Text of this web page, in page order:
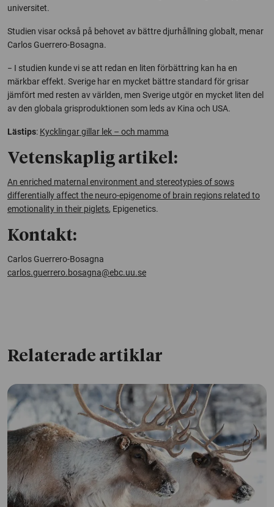
universitet.
Studien visar också på behovet av bättre djurhållning globalt, menar
Carlos Guerrero-Bosagna.
− I studien kunde vi se att redan en liten förbättring kan ha en
märkbar effekt. Sverige har en mycket bättre standard för grisar
jämfört med resten av världen, men Sverige utgör en mycket liten del
av den globala grisproduktionen som leds av Kina och USA.
Lästips: Kycklingar gillar lek – och mamma
Vetenskaplig artikel:
An enriched maternal environment and stereotypies of sows
differentially affect the neuro-epigenome of brain regions related to
emotionality in their piglets, Epigenetics.
Kontakt:
Carlos Guerrero-Bosagna
carlos.guerrero.bosagna@ebc.uu.se
Relaterade artiklar